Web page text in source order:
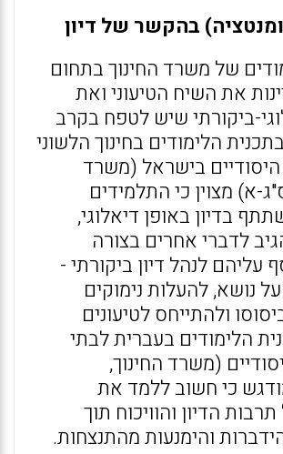
בהקשר של דיון
של משרד החינוך בתחום
את השיח הטיעוני ואת
ביקורתי שיש לטפח בקרב
הלימודים בחינוך הלשוני
בישראל (משרד
א) מצוין כי התלמידים
בדיון באופן דיאלוגי,
לדברי אחרים בצורה
עליהם לנהל דיון ביקורתי -
על נושא, להעלות נימוקים
ולהתייחס לטיעונים
הלימודים בעברית לבתי
(משרד החינוך,
כי חשוב ללמד את
הדיון והוויכוח תוך
והימנעות מהתנצחות.